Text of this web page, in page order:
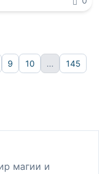
9 10 ...
145
магии и